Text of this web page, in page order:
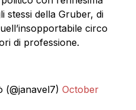
stessi della Gruber, di
circo
di professione.
October